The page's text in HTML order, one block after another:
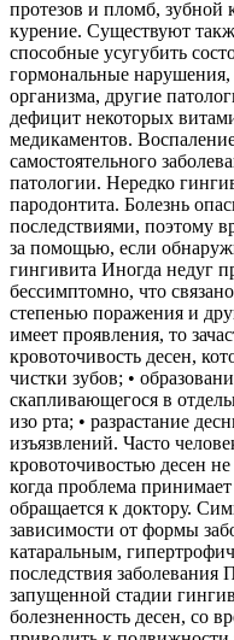
протезов и пломб, зубной
курение. Существуют
способные усугубить
гормональные
организма, другие
дефицит некоторых
медикаментов.
самостоятельного
патологии. Нередко
пародонтита. Болезнь
последствиями, поэтому
за помощью, если
гингивита Иногда недуг
бессимптомно, что
степенью поражения и
имеет проявления, то
кровоточивость десен,
чистки зубов; •
скапливающегося в
изо рта; • разрастание
изъязвлений. Часто
кровоточивостью десен
когда проблема
обращается к доктору.
зависимости от формы
катаральным,
последствия
запущенной стадии
болезненность десен, со